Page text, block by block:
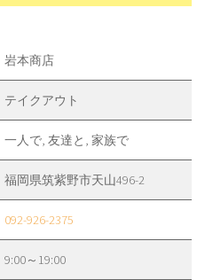
岩本商店
テイクアウト
一人で, 友達と, 家族で
福岡県筑紫野市天山496-2
092-926-2375
9:00～19:00